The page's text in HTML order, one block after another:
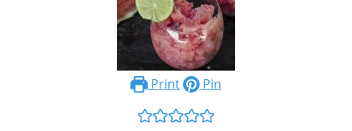
Print Pin